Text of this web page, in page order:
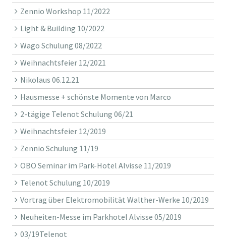
Zennio Workshop 11/2022
Light & Building 10/2022
Wago Schulung 08/2022
Weihnachtsfeier 12/2021
Nikolaus 06.12.21
Hausmesse + schönste Momente von Marco
2-tägige Telenot Schulung 06/21
Weihnachtsfeier 12/2019
Zennio Schulung 11/19
OBO Seminar im Park-Hotel Alvisse 11/2019
Telenot Schulung 10/2019
Vortrag über Elektromobilität Walther-Werke 10/2019
Neuheiten-Messe im Parkhotel Alvisse 05/2019
03/19Telenot